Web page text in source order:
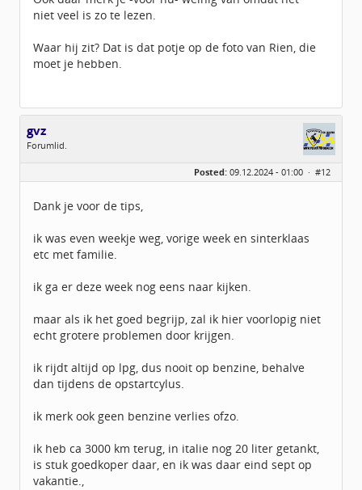
niet veel is zo te lezen.
Waar hij zit? Dat is dat potje op de foto van Rien, die
moet je hebben.
gvz
Forumlid.
Leeftijd:
73
Geregistreerd:11 / 2015
Posted: 09.12.2024 - 01:00 · #12
Dank je voor de tips,
ik was even weekje weg, vorige week en sinterklaas
etc met familie.
ik ga er deze week nog eens naar kijken.
maar als ik het goed begrijp, zal ik hier voorlopig niet
echt grotere problemen door krijgen.
ik rijdt altijd op lpg, dus nooit op benzine, behalve
dan tijdens de opstartcylus.
ik merk ook geen benzine verlies ofzo.
ik heb ca 3000 km terug, in italie nog 20 liter getankt,
is stuk goedkoper daar, en ik was daar eind sept op
vakantie.,